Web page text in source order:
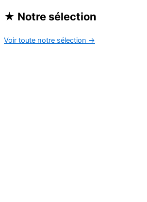
★ Notre sélection
Voir toute notre sélection →